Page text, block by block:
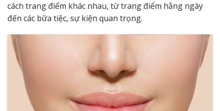
cách trang điểm khác nhau, từ trang điểm hằng ngày
đến các bữa tiệc, sự kiện quan trọng.